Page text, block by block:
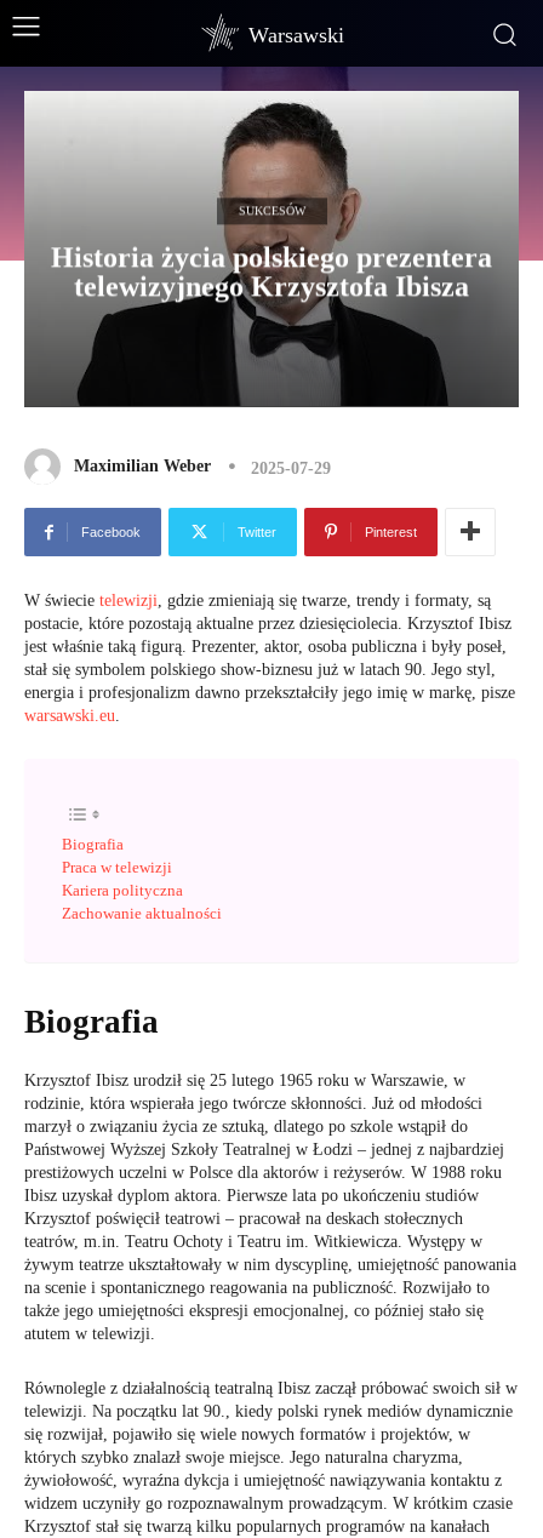
Warsawski
SUKCESÓW
Historia życia polskiego prezentera
telewizyjnego Krzysztofa Ibisza
Maximilian Weber 2025-07-29
Facebook Twitter Pinterest
W świecie telewizji, gdzie zmieniają się twarze, trendy i formaty, są
postacie, które pozostają aktualne przez dziesięciolecia. Krzysztof Ibisz
jest właśnie taką figurą. Prezenter, aktor, osoba publiczna i były poseł,
stał się symbolem polskiego show-biznesu już w latach 90. Jego styl,
energia i profesjonalizm dawno przekształciły jego imię w markę, pisze
warsawski.eu.
Biografia
Praca w telewizji
Kariera polityczna
Zachowanie aktualności
Biografia
Krzysztof Ibisz urodził się 25 lutego 1965 roku w Warszawie, w
rodzinie, która wspierała jego twórcze skłonności. Już od młodości
marzył o związaniu życia ze sztuką, dlatego po szkole wstąpił do
Państwowej Wyższej Szkoły Teatralnej w Łodzi – jednej z najbardziej
prestiżowych uczelni w Polsce dla aktorów i reżyserów. W 1988 roku
Ibisz uzyskał dyplom aktora. Pierwsze lata po ukończeniu studiów
Krzysztof poświęcił teatrowi – pracował na deskach stołecznych
teatrów, m.in. Teatru Ochoty i Teatru im. Witkiewicza. Występy w
żywym teatrze ukształtowały w nim dyscyplinę, umiejętność panowania
na scenie i spontanicznego reagowania na publiczność. Rozwijało to
także jego umiejętności ekspresji emocjonalnej, co później stało się
atutem w telewizji.
Równolegle z działalnością teatralną Ibisz zaczął próbować swoich sił w
telewizji. Na początku lat 90., kiedy polski rynek mediów dynamicznie
się rozwijał, pojawiło się wiele nowych formatów i projektów, w
których szybko znalazł swoje miejsce. Jego naturalna charyzma,
żywiołowość, wyraźna dykcja i umiejętność nawiązywania kontaktu z
widzem uczyniły go rozpoznawalnym prowadzącym. W krótkim czasie
Krzysztof stał się twarzą kilku popularnych programów na kanałach